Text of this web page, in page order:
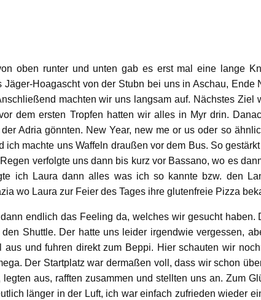
oben runter und unten gab es erst mal eine lange
Hoagascht von der Stubn bei uns in Aschau, Ende
machten wir uns langsam auf. Nächstes Ziel
dem ersten Tropfen hatten wir alles in Myr drin.
Adria gönnten. New Year, new me or us oder so
machte uns Waffeln draußen vor dem Bus. So
verfolgte uns dann bis kurz vor Bassano, wo es
ich Laura dann alles was ich so kannte bzw. den
wo Laura zur Feier des Tages ihre glutenfreie Pizza
endlich das Feeling da, welches wir gesucht haben.
Shuttle. Der hatte uns leider irgendwie vergessen,
und fuhren direkt zum Beppi. Hier schauten wir
Der Startplatz war dermaßen voll, dass wir schon
aus, rafften zusammen und stellten uns an. Zum
länger in der Luft, ich war einfach zufrieden wieder